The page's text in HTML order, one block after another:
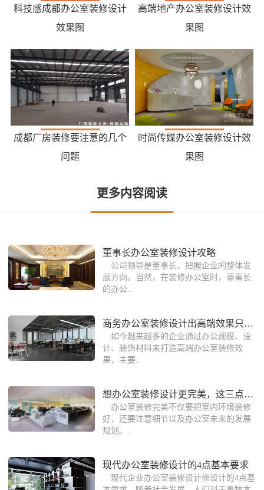
科技感成都办公室装修设计
效果图
高端地产办公室装修设计效
果图
成都厂房装修要注意的几个
问题
时尚传媒办公室装修设计效
果图
更多内容阅读
董事长办公室装修设计攻略
公司领导是董事长，把握企业的整体发
展方向。当然，在装修办公室时，董事长
的办公..
商务办公室装修设计出高端效果只需懂这
如今越来越多的企业通过办公规模、设
计、装饰材料来打造高端办公室装修效
果，主要..
想办公室装修设计更完美，这三点一定要
办公室装修完美不仅要把室内环境装修
好，还要注意细节以及办公室未来的发展
规划。..
现代办公室装修设计的4点基本要求
现代企业办公室装修设计修设计的4点基